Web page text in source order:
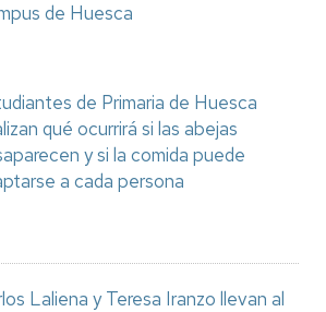
de Huesca
de Primaria de Huesca
qué ocurrirá si las abejas
y si la comida puede
a cada persona
Laliena y Teresa Iranzo llevan al